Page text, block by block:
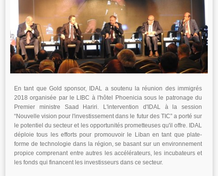
En tant que Gold sponsor, IDAL a soutenu la réunion des immigrés
2018 organisée par le LIBC à l'hôtel Phoenicia sous le patronage du
Premier ministre Saad Hariri. L'intervention d'IDAL à la session
“Nouvelle vision pour l'investissement dans le futur des TIC” a porté sur
le potentiel du secteur et les opportunités prometteuses qu'il offre. IDAL
déploie tous les efforts pour promouvoir le Liban en tant que plate-
forme de technologie dans la région, se basant sur un environnement
propice comprenant entre autres les accélérateurs, les incubateurs et
les fonds qui financent les investisseurs dans ce secteur.